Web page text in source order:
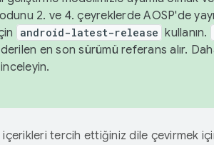
2. ve 4. çeyreklerde AOSP'de
android-latest-release kullanın.
en son sürümü referans alır.
tercih ettiğiniz dile çevirmek